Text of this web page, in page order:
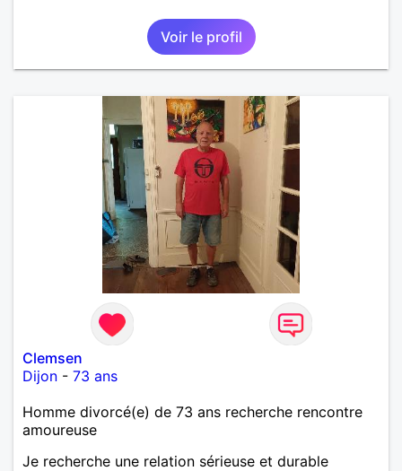
Voir le profil
Clemsen
Dijon - 73 ans
Homme divorcé(e) de 73 ans recherche rencontre
amoureuse
Je recherche une relation sérieuse et durable